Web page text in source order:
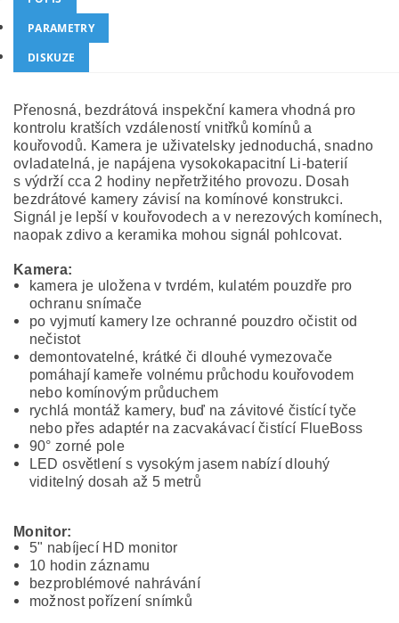
PARAMETRY
DISKUZE
Přenosná, bezdrátová inspekční kamera vhodná pro
kontrolu kratších vzdáleností vnitřků komínů a
kouřovodů. Kamera je uživatelsky jednoduchá, snadno
ovladatelná, je napájena vysokokapacitní Li-baterií
s výdrží cca 2 hodiny nepřetržitého provozu. Dosah
bezdrátové kamery závisí na komínové konstrukci.
Signál je lepší v kouřovodech a v nerezových komínech,
naopak zdivo a keramika mohou signál pohlcovat.
Kamera:
kamera je uložena v tvrdém, kulatém pouzdře pro
ochranu snímače
po vyjmutí kamery lze ochranné pouzdro očistit od
nečistot
demontovatelné, krátké či dlouhé vymezovače
pomáhají kameře volnému průchodu kouřovodem
nebo komínovým průduchem
rychlá montáž kamery, buď na závitové čistící tyče
nebo přes adaptér na zacvakávací čistící FlueBoss
90° zorné pole
LED osvětlení s vysokým jasem nabízí dlouhý
viditelný dosah až 5 metrů
Monitor:
5" nabíjecí HD monitor
10 hodin záznamu
bezproblémové nahrávání
možnost pořízení snímků